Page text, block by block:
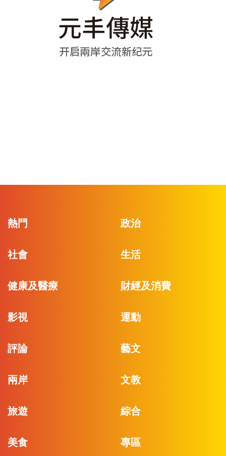
熱門 政治
社會 生活
健康及醫療 財經及消費
影視 運動
評論 藝文
兩岸 文教
旅遊 綜合
美食 專區